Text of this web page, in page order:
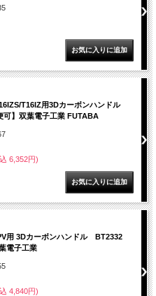
T16IZ用3Dカーボンハンドル
可】双葉電子工業 FUTABA
6,352円)
用 3Dカーボンハンドル BT2332
電子工業
4,840円)